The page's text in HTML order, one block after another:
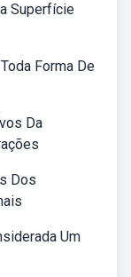
Superfície
Forma De
Da
Dos
Um